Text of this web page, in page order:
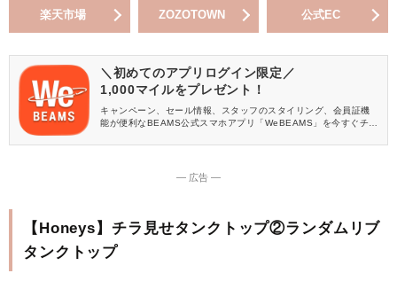
楽天市場 ZOZOTOWN 公式EC
＼初めてのアプリログイン限定／
1,000マイルをプレゼント！
キャンペーン、セール情報、スタッフのスタイリング、会員証機
能が便利なBEAMS公式スマホアプリ「WeBEAMS」を今すぐチェ
― 広告 ―
【Honeys】チラ見せタンクトップ②ランダムリブ
タンクトップ